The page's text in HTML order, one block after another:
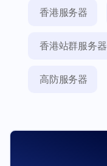
香港服务器
香港站群服务器
高防服务器